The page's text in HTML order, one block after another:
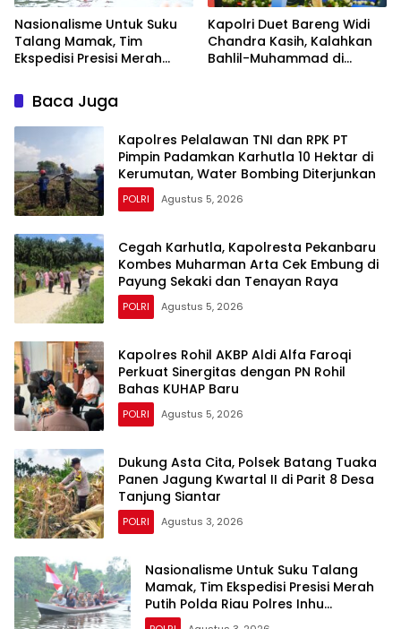
Nasionalisme Untuk Suku
Talang Mamak, Tim
Ekspedisi Presisi Merah
Hantarkan Bendera,
Bansos Hingga Tanam
Pohon Bersama
Kapolri Duet Bareng Widi
Chandra Kasih, Kalahkan
Bahlil-Muhammad di
Baca Juga
Kapolres Pelalawan TNI dan RPK PT
Pimpin Padamkan Karhutla 10 Hektar di
Kerumutan, Water Bombing Diterjunkan
POLRI Agustus 5, 2026
Cegah Karhutla, Kapolresta Pekanbaru
Kombes Muharman Arta Cek Embung di
Payung Sekaki dan Tenayan Raya
POLRI Agustus 5, 2026
Kapolres Rohil AKBP Aldi Alfa Faroqi
Perkuat Sinergitas dengan PN Rohil
Bahas KUHAP Baru
POLRI Agustus 5, 2026
Dukung Asta Cita, Polsek Batang Tuaka
Panen Jagung Kwartal II di Parit 8 Desa
Tanjung Siantar
POLRI Agustus 3, 2026
Nasionalisme Untuk Suku Talang
Mamak, Tim Ekspedisi Presisi Merah
Putih Polda Riau Polres Inhu
Hantarkan Bendera, Bansos Hingga